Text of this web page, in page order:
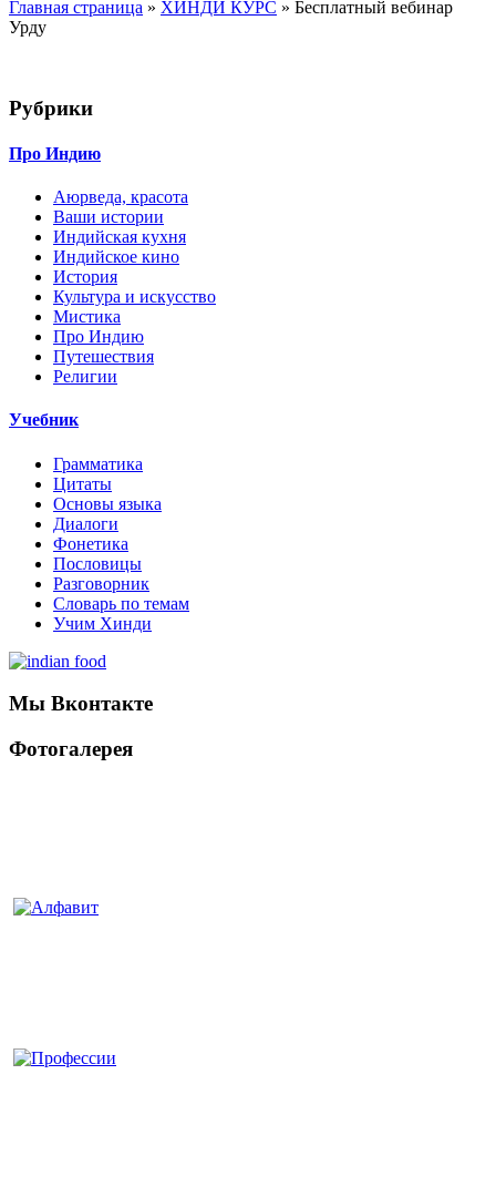
Главная страница » ХИНДИ КУРС » Бесплатный вебинар
Урду
Рубрики
Про Индию
Аюрведа, красота
Ваши истории
Индийская кухня
Индийское кино
История
Культура и искусство
Мистика
Про Индию
Путешествия
Религии
Учебник
Грамматика
Цитаты
Основы языка
Диалоги
Фонетика
Пословицы
Разговорник
Словарь по темам
Учим Хинди
Мы Вконтакте
Фотогалерея